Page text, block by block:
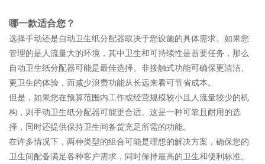
哪一款适合您？
选择手动还是自动卫生纸分配器取决于您设施的具体需求。如果您
管理的是人流量大的环境，其中卫生和可持续性是首要任务，那么
自动卫生纸分配器可能是最佳选择。非接触式功能可确保更清洁、
更卫生的体验，而减少浪费功能从长远来看可节省成本。
但是，如果您在预算范围内工作或经营规模较小且人流量较少的机
构，则手动卫生纸分配器可能更合适。这是一种可靠且耐用的选
择，同时还提供保持卫生间备货充足所需的功能。
在许多情况下，两种类型的组合可能是理想的解决方案，确保您的
卫生间配备满足各种客户需求，同时保持最高的卫生和便利标准。